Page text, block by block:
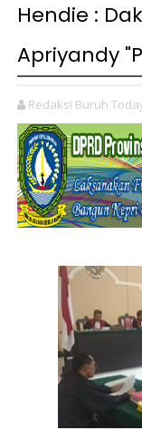
Hendie :
Apriyandy
Redaksi Buruh